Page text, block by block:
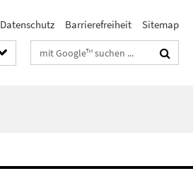
Datenschutz Barrierefreiheit Sitemap
Suchbegriffe